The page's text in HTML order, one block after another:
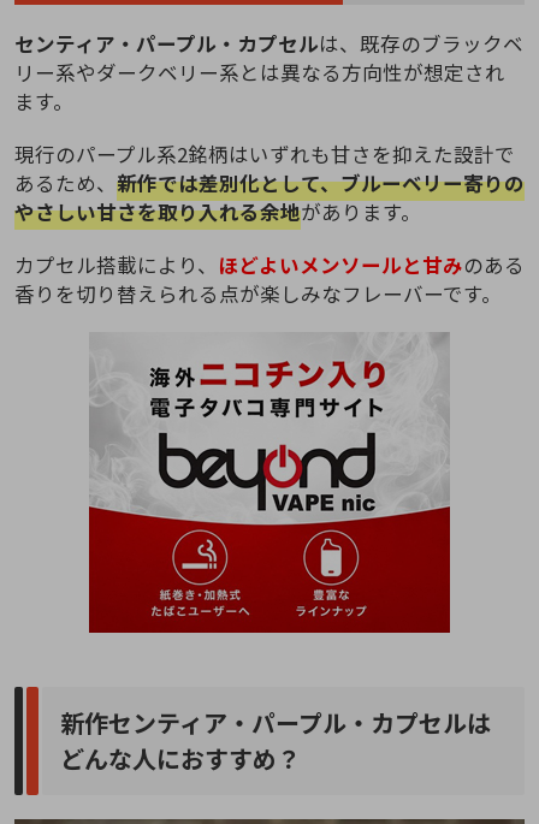
センティア・パープル・カプセルは、既存のブラックベ
リー系やダークベリー系とは異なる方向性が想定され
ます。
現行のパープル系2銘柄はいずれも甘さを抑えた設計で
あるため、 新作では差別化として、ブルーベリー寄りの
やさしい甘さを取り入れる余地があります。
カプセル搭載により、 ほどよいメンソールと甘みのある
香りを切り替えられる点が楽しみなフレーバーです。
新作センティア・パープル・カプセルは
どんな人におすすめ？